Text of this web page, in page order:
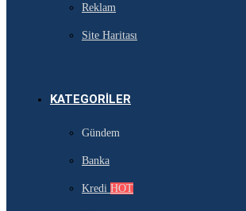
Reklam
Site Haritası
KATEGORILER
Gündem
Banka
Kredi HOT